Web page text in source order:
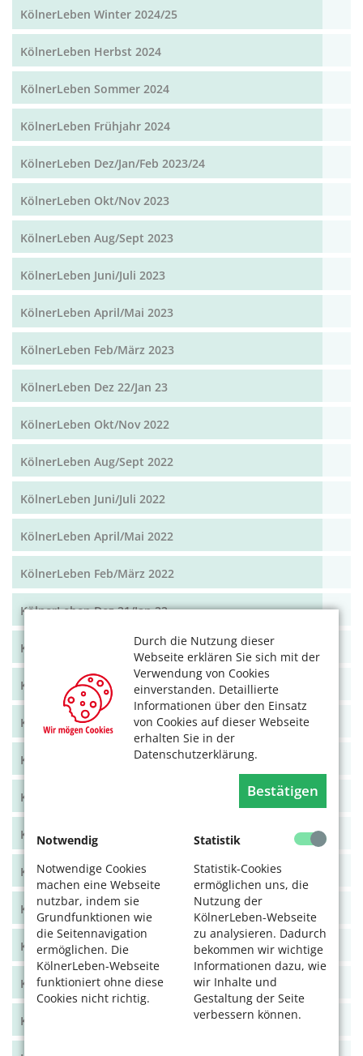
Durch die Nutzung dieser
Webseite erklären Sie sich mit der
Verwendung von Cookies
einverstanden. Detaillierte
Informationen über den Einsatz
von Cookies auf dieser Webseite
erhalten Sie in der
Datenschutzerklärung.
Bestätigen
Notwendig
Notwendige Cookies
machen eine Webseite
nutzbar, indem sie
Grundfunktionen wie
die Seitennavigation
ermöglichen. Die
KölnerLeben-Webseite
funktioniert ohne diese
Cookies nicht richtig.
Statistik
Statistik-Cookies
ermöglichen uns, die
Nutzung der
KölnerLeben-Webseite
zu analysieren. Dadurch
bekommen wir wichtige
Informationen dazu, wie
wir Inhalte und
Gestaltung der Seite
verbessern können.
KölnerLeben Winter 2024/25
KölnerLeben Herbst 2024
KölnerLeben Sommer 2024
KölnerLeben Frühjahr 2024
KölnerLeben Dez/Jan/Feb 2023/24
KölnerLeben Okt/Nov 2023
KölnerLeben Aug/Sept 2023
KölnerLeben Juni/Juli 2023
KölnerLeben April/Mai 2023
KölnerLeben Feb/März 2023
KölnerLeben Dez 22/Jan 23
KölnerLeben Okt/Nov 2022
KölnerLeben Aug/Sept 2022
KölnerLeben Juni/Juli 2022
KölnerLeben April/Mai 2022
KölnerLeben Feb/März 2022
KölnerLeben Dez 21/Jan 22
KölnerLeben Okt/Nov 2021
KölnerLeben Aug/Sept 2021
KölnerLeben Juni/Juli 2021
KölnerLeben April/Mai 2021
KölnerLeben Feb/März 2021
KölnerLeben Dez 20/Jan 21
KölnerLeben Okt/Nov 2020
KölnerLeben Aug/Sept 2020
KölnerLeben Juni/Juli 2020
KölnerLeben April/Mai 2020
KölnerLeben Feb/März 2020